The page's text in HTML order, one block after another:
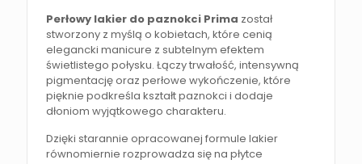
Perłowy lakier do paznokci Prima został
stworzony z myślą o kobietach, które cenią
elegancki manicure z subtelnym efektem
świetlistego połysku. Łączy trwałość, intensywną
pigmentację oraz perłowe wykończenie, które
pięknie podkreśla kształt paznokci i dodaje
dłoniom wyjątkowego charakteru.
Dzięki starannie opracowanej formule lakier
równomiernie rozprowadza się na płytce